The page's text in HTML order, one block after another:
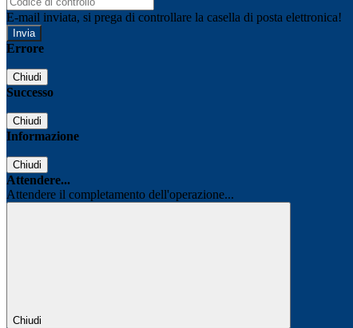
E-mail inviata, si prega di controllare la casella di posta elettronica!
Errore
Chiudi
Successo
Chiudi
Informazione
Chiudi
Attendere...
Attendere il completamento dell'operazione...
Chiudi